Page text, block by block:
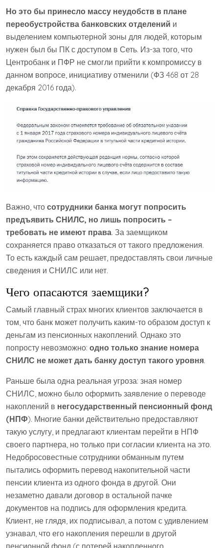
Но это бы принесло массу неудобств в плане
переобустройства банковских отделений и
выделением компьютерной зоны для людей, которым
нужен был бы ПК с доступом в Сеть. Из-за того, что
Центробанк и ПФР не смогли прийти к компромиссу в
данном вопросе, инициативу отменили (ФЗ 468 от 28
декабря 2016 года).
Важно, что сотрудники банка могут попросить
предъявить СНИЛС, но лишь попросить –
требовать не имеют права. За заемщиком
сохраняется право отказаться от такого предложения.
То есть каждый сам решает, предоставлять свои личные
сведения и СНИЛС или нет.
Чего опасаются заемщики?
Самый главный страх многих клиентов заключается в
том, что банк может получить каким-то образом доступ к
деньгам из пенсионных накоплений. Однако это
попросту невозможно: одно только знание номера
СНИЛС не может дать банку доступ такого уровня.
Раньше была одна реальная угроза: зная номер
СНИЛС, можно было оформить заявление о переводе
накоплений в негосударственный пенсионный фонд
(НПФ). Многие банки действительно предоставляют
такую услугу, и предлагают клиентам перейти в НПФ
своего партнера, но только при согласии клиента на это.
Недобросовестные сотрудники обманным путем
пытались оформить перевод накопительной части
пенсии клиента из одного фонда в другой. Они
незаметно давали договор в остальной пачке
документов на подпись для оформления кредита.
Клиент, не глядя, их подписывал, а потом с удивлением
узнавал, что его накопления перешли в другой